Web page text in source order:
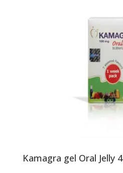
Kamagra gel Oral Jelly 4